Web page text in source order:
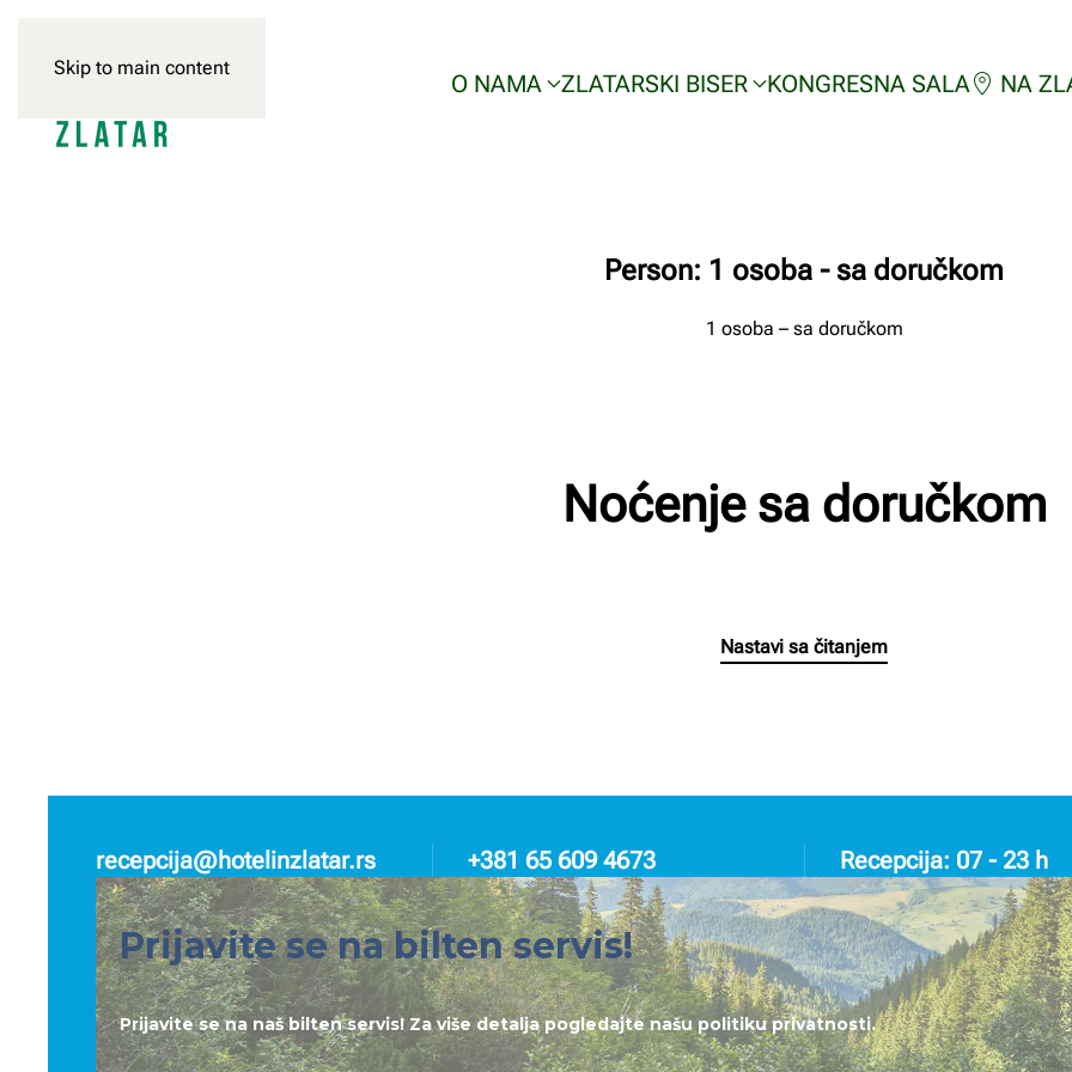
Skip to main content
O NAMA ZLATARSKI BISER KONGRESNA SALA NA
Person: 1 osoba - sa doručkom
1 osoba – sa doručkom
Noćenje sa doručkom
Nastavi sa čitanjem
recepcija@hotelinzlatar.rs +381 65 609 4673 Recepcija: 07 - 23 h
Prijavite se na bilten servis!
Prijavite se na naš bilten servis! Za više detalja pogledajte našupolitiku privatnosti.